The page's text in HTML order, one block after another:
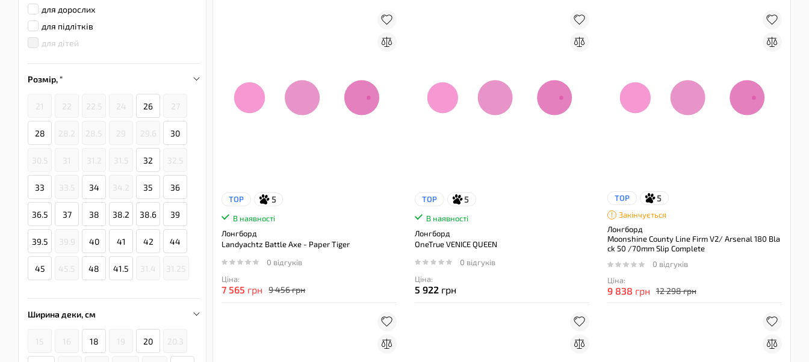
TOP 5
В наявності
Лонгборд
Landyachtz Battle Axe - Paper Tiger
0 відгуків
Ціна:
7 565 грн 9 456 грн
TOP 5
В наявності
Лонгборд
OneTrue VENICE QUEEN
0 відгуків
Ціна:
5 922 грн
TOP 5
Закінчується
Лонгборд
Moonshine County Line Firm V2/ Arsenal 180 Bla
ck 50 /70mm Slip Complete
0 відгуків
Ціна:
9 838 грн 12 298 грн
для дорослих
для підлітків
для дітей
Розмір, "
21 22 22.5 24 26 27
28 28.2 28.5 29 29.6 30
30.5 31 31.2 31.5 32 32.5
33 33.5 34 34.2 35 36
36.5 37 38 38.2 38.6 39
39.5 39.9 40 41 42 44
45 45.5 48 41.5 31.4 31.25
Ширина деки, см
15 16 18 19 20 20.3